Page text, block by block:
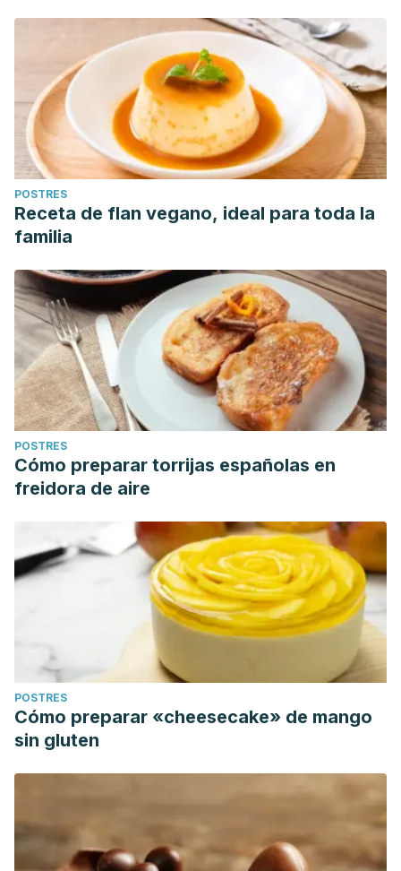
POSTRES
Receta de flan vegano, ideal para toda la
familia
POSTRES
Cómo preparar torrijas españolas en
freidora de aire
POSTRES
Cómo preparar «cheesecake» de mango
sin gluten